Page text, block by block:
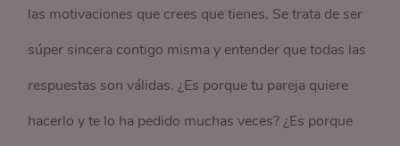
las motivaciones que crees que tienes. Se trata de ser
súper sincera contigo misma y entender que todas las
respuestas son válidas. ¿Es porque tu pareja quiere
hacerlo y te lo ha pedido muchas veces? ¿Es porque